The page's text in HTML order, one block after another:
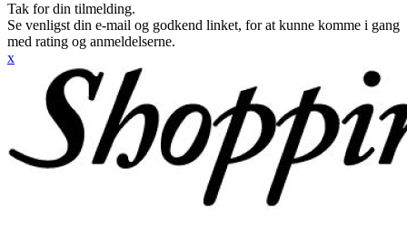
Tak for din tilmelding.
Se venligst din e-mail og godkend linket, for at kunne komme i gang
med rating og anmeldelserne.
x